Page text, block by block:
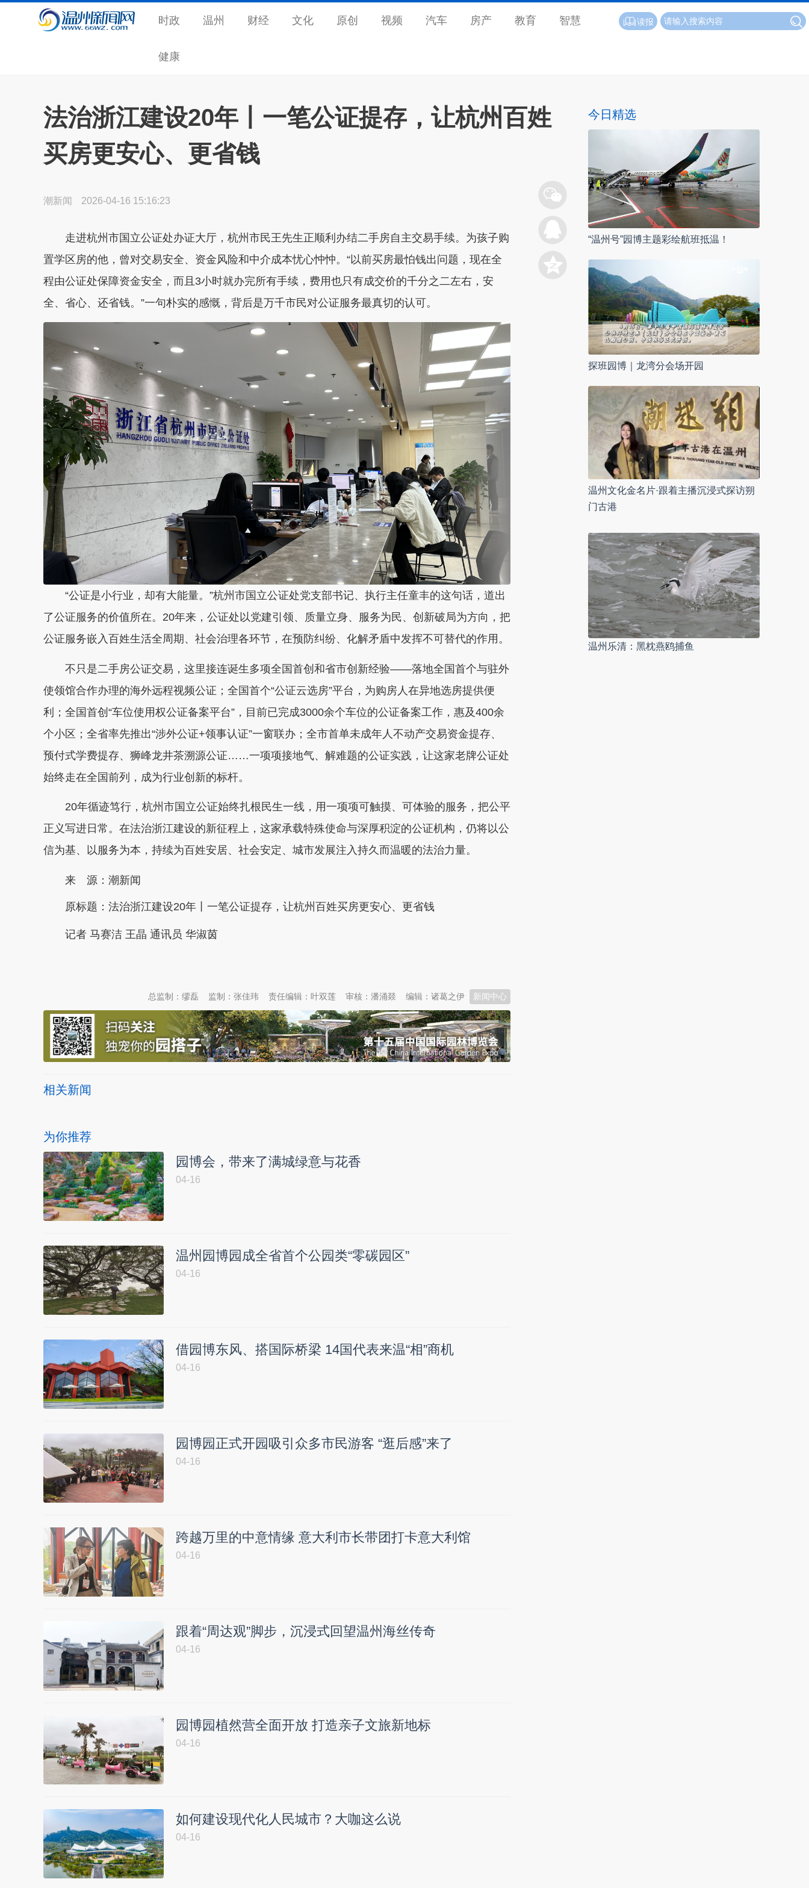
时政 温州 财经 文化 原创 视频 汽车 房产 教育 智慧
健康
读报
法治浙江建设20年丨一笔公证提存，让杭州百姓
买房更安心、更省钱
潮新闻 2026-04-16 15:16:23
走进杭州市国立公证处办证大厅，杭州市民王先生正顺利办结二手房自主交易手续。为孩子购
置学区房的他，曾对交易安全、资金风险和中介成本忧心忡忡。“以前买房最怕钱出问题，现在全
程由公证处保障资金安全，而且3小时就办完所有手续，费用也只有成交价的千分之二左右，安
全、省心、还省钱。”一句朴实的感慨，背后是万千市民对公证服务最真切的认可。
“公证是小行业，却有大能量。”杭州市国立公证处党支部书记、执行主任童丰的这句话，道出
了公证服务的价值所在。20年来，公证处以党建引领、质量立身、服务为民、创新破局为方向，把
公证服务嵌入百姓生活全周期、社会治理各环节，在预防纠纷、化解矛盾中发挥不可替代的作用。
不只是二手房公证交易，这里接连诞生多项全国首创和省市创新经验——落地全国首个与驻外
使领馆合作办理的海外远程视频公证；全国首个“公证云选房”平台，为购房人在异地选房提供便
利；全国首创“车位使用权公证备案平台”，目前已完成3000余个车位的公证备案工作，惠及400余
个小区；全省率先推出“涉外公证+领事认证”一窗联办；全市首单未成年人不动产交易资金提存、
预付式学费提存、狮峰龙井茶溯源公证……一项项接地气、解难题的公证实践，让这家老牌公证处
始终走在全国前列，成为行业创新的标杆。
20年循迹笃行，杭州市国立公证始终扎根民生一线，用一项项可触摸、可体验的服务，把公平
正义写进日常。在法治浙江建设的新征程上，这家承载特殊使命与深厚积淀的公证机构，仍将以公
信为基、以服务为本，持续为百姓安居、社会安定、城市发展注入持久而温暖的法治力量。
来 源：潮新闻
原标题： 法治浙江建设20年丨一笔公证提存，让杭州百姓买房更安心、更省钱
记者 马赛洁 王晶 通讯员 华淑茵
新闻中心
编辑：诸葛之伊
审核：潘涌燚
责任编辑：叶双莲
监制：张佳玮
总监制：缪磊
相关新闻
为你推荐
园博会，带来了满城绿意与花香
04-16
温州园博园成全省首个公园类“零碳园区”
04-16
借园博东风、搭国际桥梁 14国代表来温“相”商机
04-16
园博园正式开园吸引众多市民游客 “逛后感”来了
04-16
跨越万里的中意情缘 意大利市长带团打卡意大利馆
04-16
跟着“周达观”脚步，沉浸式回望温州海丝传奇
04-16
园博园植然营全面开放 打造亲子文旅新地标
04-16
如何建设现代化人民城市？大咖这么说
04-16
今日精选
“温州号”园博主题彩绘航班抵温！
探班园博｜龙湾分会场开园
温州文化金名片·跟着主播沉浸式探访朔
门古港
温州乐清：黑枕燕鸥捕鱼